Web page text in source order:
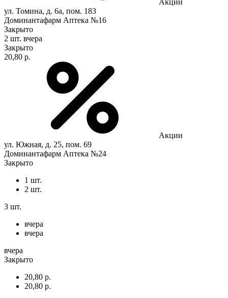
ул. Томина, д. 6а, пом. 183
Доминантафарм Аптека №16
Закрыто
2 шт. вчера
Закрыто
20,80 р.
Акции
ул. Южная, д. 25, пом. 69
Доминантафарм Аптека №24
Закрыто
1 шт.
2 шт.
3 шт.
вчера
вчера
вчера
Закрыто
20,80 р.
20,80 р.